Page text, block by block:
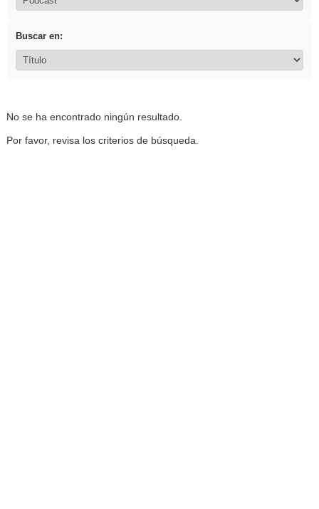
Buscar en:
No se ha encontrado ningún resultado.
Por favor, revisa los criterios de búsqueda.